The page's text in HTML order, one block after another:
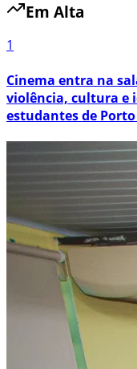
Em Alta
1
Cinema entra na
violência, cultura e
estudantes de